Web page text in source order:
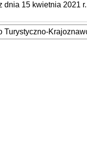
dnia 15 kwietnia